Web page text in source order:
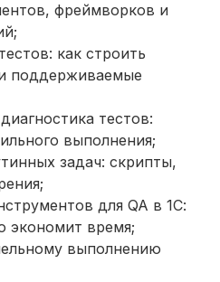
фреймворков и
как строить
поддерживаемые
тестов:
выполнения;
задач: скрипты,
для QA в 1С:
экономит время;
выполнению